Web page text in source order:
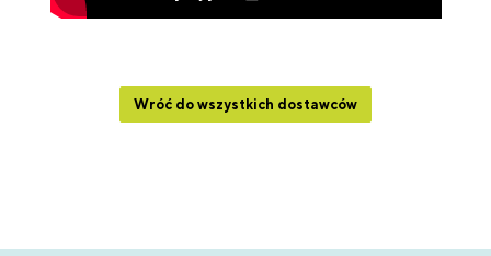
Wróć do wszystkich dostawców